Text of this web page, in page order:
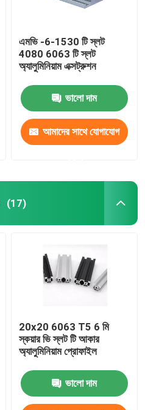
এমভি -6-1530 টি স্লট
4080 6063 টি স্লট
অ্যালুমিনিয়াম এক্সট্রুশন
ভালো দাম
আমাদের সাথে যোগাযোগ
(17)
20x20 6063 T5 6 মি
স্কয়ার ভি স্লট টি আকার
অ্যালুমিনিয়াম প্রোফাইল
ভালো দাম